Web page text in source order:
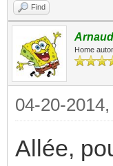
Find
Arnaud
Home
04-20-
Allée,